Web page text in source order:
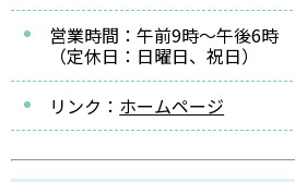
営業時間：午前9時～午後6時
（定休日：日曜日、祝日）
リンク： ホームページ